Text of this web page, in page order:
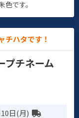
色です。
チハタです！
プチネーム
日(月)